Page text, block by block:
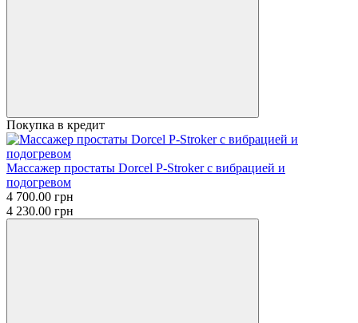
Покупка в кредит
Массажер простаты Dorcel P-Stroker с вибрацией и
подогревом
4 700.00 грн
4 230.00 грн